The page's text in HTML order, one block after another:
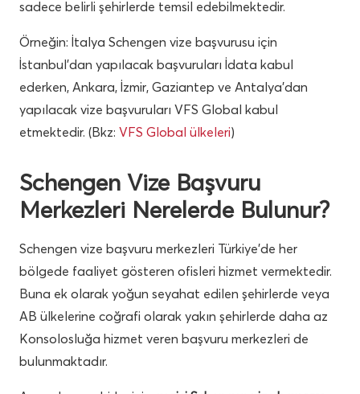
sadece belirli şehirlerde temsil edebilmektedir.
Örneğin: İtalya Schengen vize başvurusu için
İstanbul’dan yapılacak başvuruları İdata kabul
ederken, Ankara, İzmir, Gaziantep ve Antalya’dan
yapılacak vize başvuruları VFS Global kabul
etmektedir. (Bkz: VFS Global ülkeleri)
Schengen Vize Başvuru
Merkezleri Nerelerde Bulunur?
Schengen vize başvuru merkezleri Türkiye’de her
bölgede faaliyet gösteren ofisleri hizmet vermektedir.
Buna ek olarak yoğun seyahat edilen şehirlerde veya
AB ülkelerine coğrafi olarak yakın şehirlerde daha az
Konsolosluğa hizmet veren başvuru merkezleri de
bulunmaktadır.